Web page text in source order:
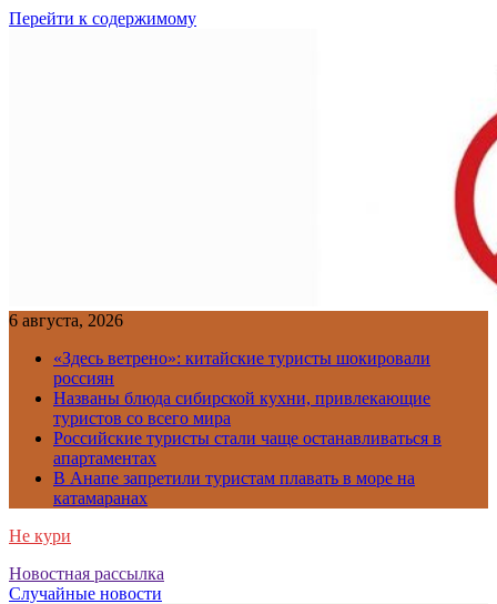
Перейти к содержимому
6 августа, 2026
«Здесь ветрено»: китайские туристы шокировали
россиян
Названы блюда сибирской кухни, привлекающие
туристов со всего мира
Российские туристы стали чаще останавливаться в
апартаментах
В Анапе запретили туристам плавать в море на
катамаранах
Не кури
Новостная рассылка
Случайные новости